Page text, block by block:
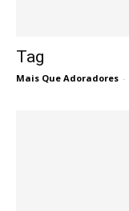
Tag
Mais Que Adoradores -